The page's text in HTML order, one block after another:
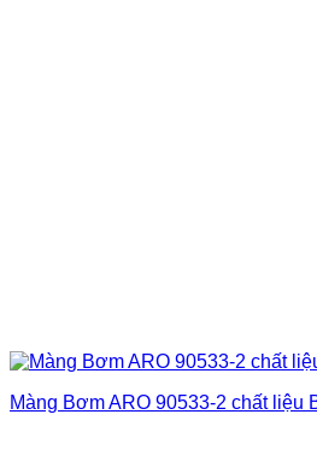
Màng Bơm ARO 90533-2 chất liệu